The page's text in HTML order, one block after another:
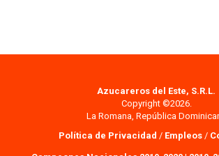
Azucareros del Este, S.R.L.
Copyright ©2026.
La Romana, República
Política de Privacidad / Empleos /